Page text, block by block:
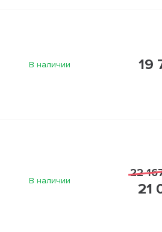
В наличии 19
В наличии
22
21